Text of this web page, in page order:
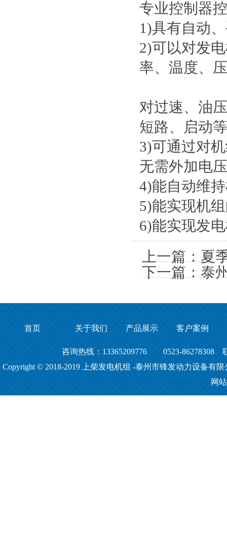
专业控制器
1)具有自动
2)可以对发
率、温度、
对过速、油
短路、启动
3)可通过对
无需外加电
4)能自动维
5)能实现机
6)能实现发
上一篇： 夏
下一篇： 泰
首页 关于我们 产品展示 客户案例
咨询热线：13365209776 0523-86278308
Copyright © 2018-2019
上柴发电机组 -泰州市锋发动力设备有
网